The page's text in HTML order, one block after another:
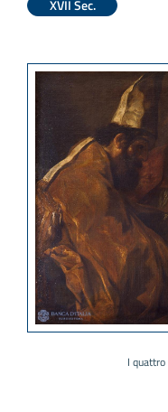
XVII Sec.
I